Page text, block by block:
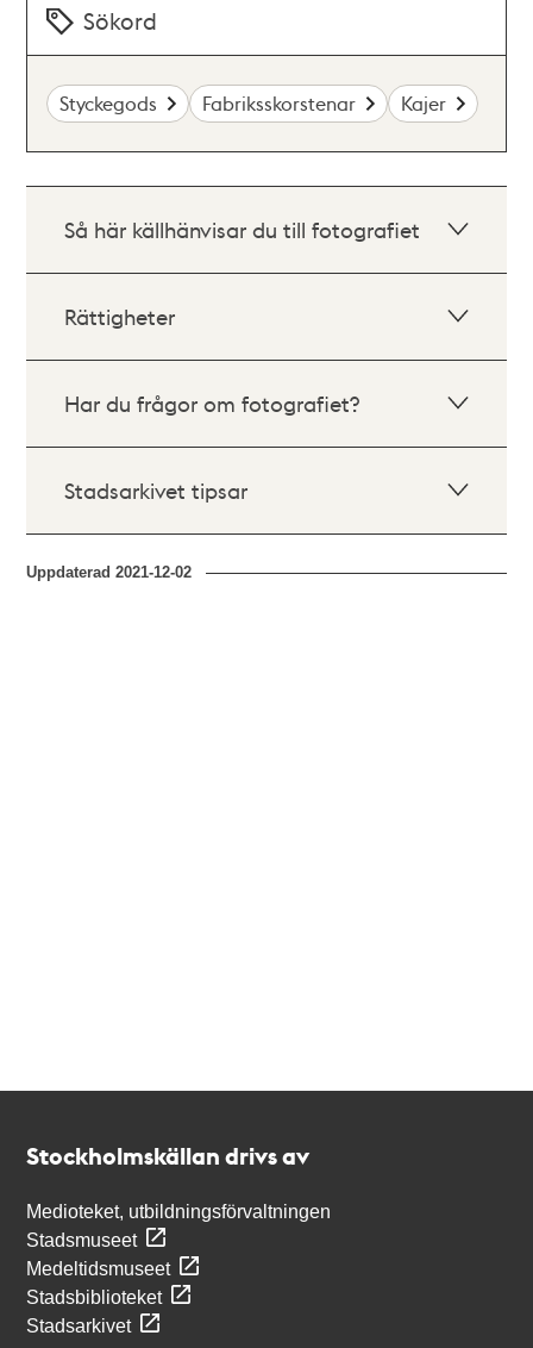
Sökord
Styckegods Fabriksskorstenar Kajer
Så här källhänvisar du till fotografiet
Rättigheter
Har du frågor om fotografiet?
Stadsarkivet tipsar
Uppdaterad2021-12-02
Stockholmskällan drivs av
Medioteket, utbildningsförvaltningen
Stadsmuseet
Medeltidsmuseet
Stadsbiblioteket
Stadsarkivet